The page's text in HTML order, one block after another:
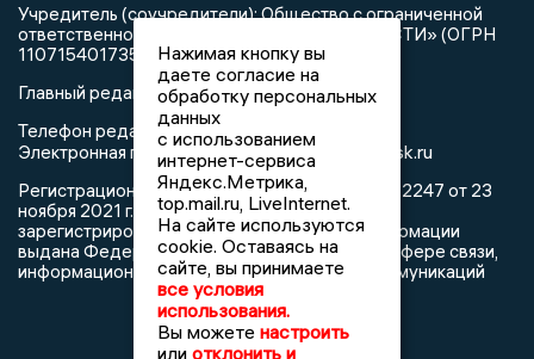
Учредитель (соучредители): Общество с ограниченной
ответственностью «РЕГИОНАЛЬНЫЕ НОВОСТИ» (ОГРН
1107154017354)
Главный редактор: Герцог Е.Г.
Телефон редакции: +7 903 699 9427
Электронная почта редакции:info@newslipetsk.ru
Регистрационный номер: серия Эл № ФС77-82247 от 23
ноября 2021 г. согласно выписке из реестра
зарегистрированных средств массовой информации
выдана Федеральной службой по надзору в сфере связи,
информационных технологий и массовых коммуникаций
Нажимая кнопку вы
даете согласие на
обработку персональных
данных
с использованием
интернет-сервиса
Яндекс.Метрика,
top.mail.ru, LiveInternet.
На сайте используются
cookie. Оставаясь на
сайте, вы принимаете
все условия
использования.
Вы можете настроить
или отклонить и